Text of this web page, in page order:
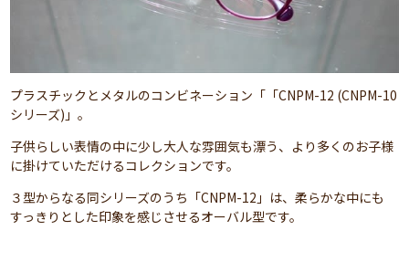
プラスチックとメタルのコンビネーション「「CNPM-12 (CNPM-10
シリーズ)」。
子供らしい表情の中に少し大人な雰囲気も漂う、より多くのお子様
に掛けていただけるコレクションです。
３型からなる同シリーズのうち「CNPM-12」は、柔らかな中にも
すっきりとした印象を感じさせるオーバル型です。